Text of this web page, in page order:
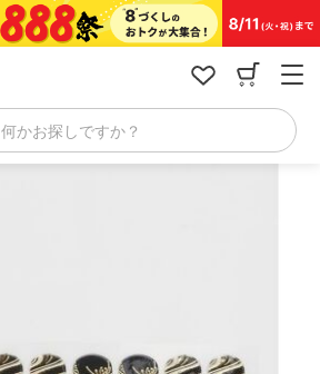
何かお探しですか？